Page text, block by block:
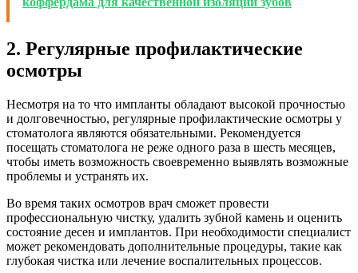
2. Регулярные профилактические
осмотры
Несмотря на то что импланты обладают высокой прочностью
и долговечностью, регулярные профилактические осмотры у
стоматолога являются обязательными. Рекомендуется
посещать стоматолога не реже одного раза в шесть месяцев,
чтобы иметь возможность своевременно выявлять возможные
проблемы и устранять их.
Во время таких осмотров врач сможет провести
профессиональную чистку, удалить зубной камень и оценить
состояние десен и имплантов. При необходимости специалист
может рекомендовать дополнительные процедуры, такие как
глубокая чистка или лечение воспалительных процессов.